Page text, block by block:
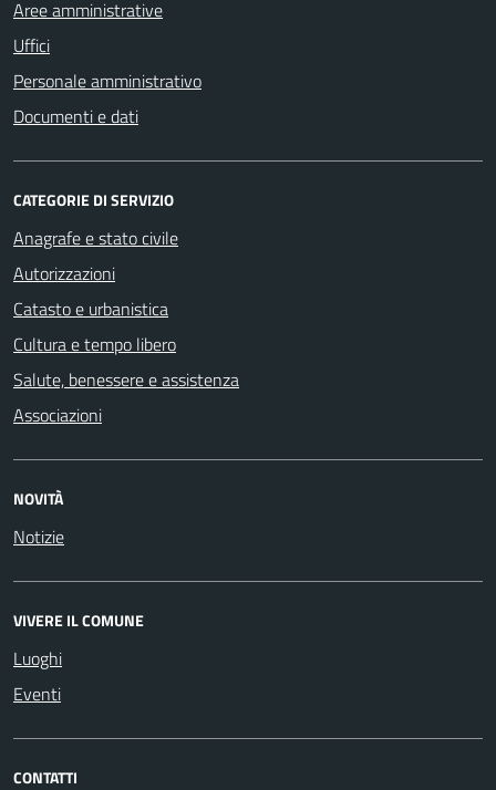
Aree amministrative
Uffici
Personale amministrativo
Documenti e dati
CATEGORIE DI SERVIZIO
Anagrafe e stato civile
Autorizzazioni
Catasto e urbanistica
Cultura e tempo libero
Salute, benessere e assistenza
Associazioni
NOVITÀ
Notizie
VIVERE IL COMUNE
Luoghi
Eventi
CONTATTI